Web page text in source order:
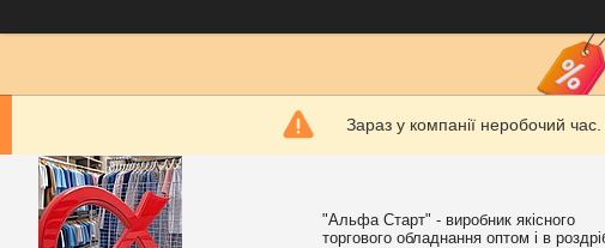
Зараз у компанії неробочий
"Альфа Старт" - виробник якісного
торгового обладнання оптом і в